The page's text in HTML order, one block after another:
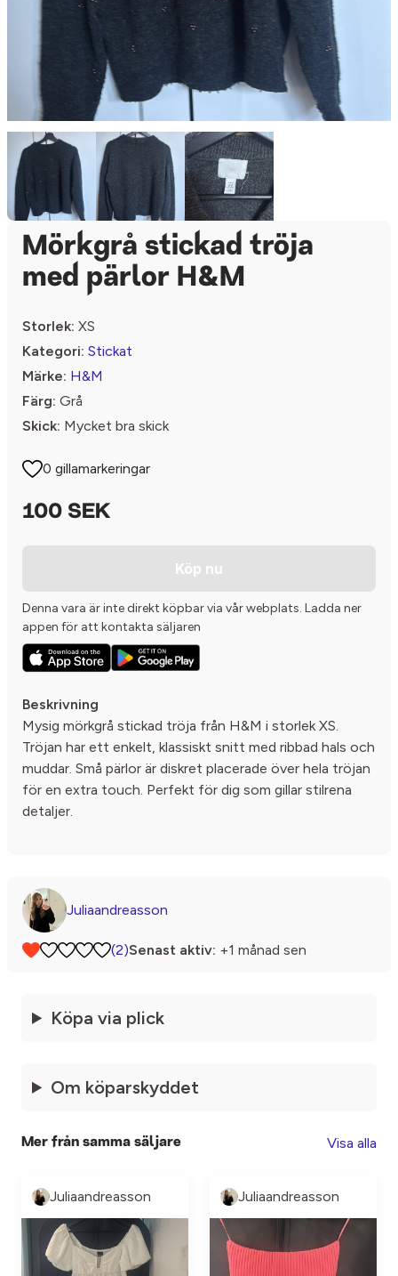
Mörkgrå stickad tröja
med pärlor H&M
Storlek: XS
Kategori: Stickat
Märke: H&M
Färg: Grå
Skick: Mycket bra skick
0 gillamarkeringar
100 SEK
Köp nu
Denna vara är inte direkt köpbar via vår webplats. Ladda ner
appen för att kontakta säljaren
Beskrivning
Mysig mörkgrå stickad tröja från H&M i storlek XS.
Tröjan har ett enkelt, klassiskt snitt med ribbad hals och
muddar. Små pärlor är diskret placerade över hela tröjan
för en extra touch. Perfekt för dig som gillar stilrena
detaljer.
Juliaandreasson
(2)Senast aktiv: +1 månad sen
Köpa via plick
Om köparskyddet
Mer från samma säljare Visa alla
Juliaandreasson Juliaandreasson